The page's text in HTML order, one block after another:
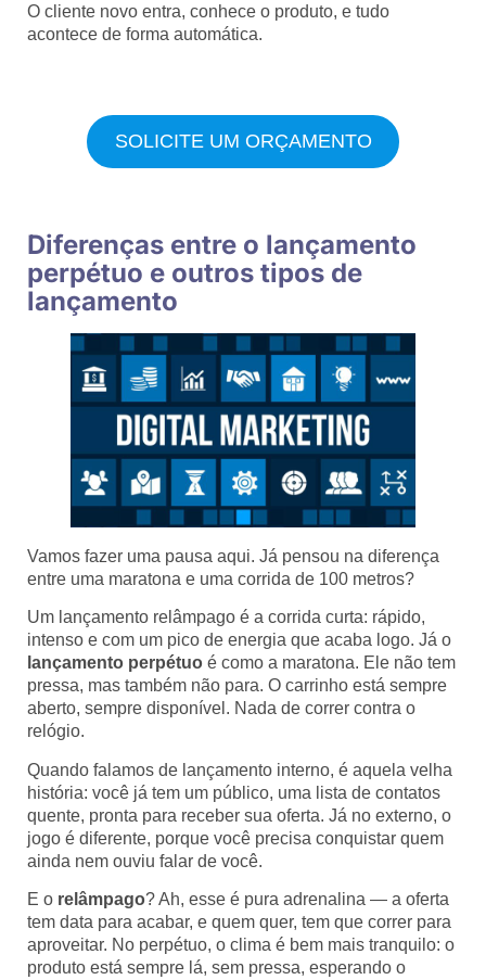
O cliente novo entra, conhece o produto, e tudo
acontece de forma automática.
SOLICITE UM ORÇAMENTO
Diferenças entre o lançamento
perpétuo e outros tipos de
lançamento
Vamos fazer uma pausa aqui. Já pensou na diferença
entre uma maratona e uma corrida de 100 metros?
Um lançamento relâmpago é a corrida curta: rápido,
intenso e com um pico de energia que acaba logo. Já o
lançamento perpétuo é como a maratona. Ele não tem
pressa, mas também não para. O carrinho está sempre
aberto, sempre disponível. Nada de correr contra o
relógio.
Quando falamos de lançamento interno, é aquela velha
história: você já tem um público, uma lista de contatos
quente, pronta para receber sua oferta. Já no externo, o
jogo é diferente, porque você precisa conquistar quem
ainda nem ouviu falar de você.
E o relâmpago? Ah, esse é pura adrenalina — a oferta
tem data para acabar, e quem quer, tem que correr para
aproveitar. No perpétuo, o clima é bem mais tranquilo: o
produto está sempre lá, sem pressa, esperando o